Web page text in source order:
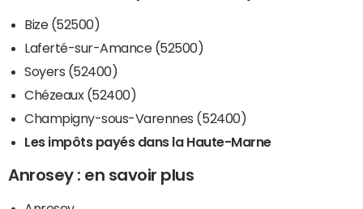
Bize (52500)
Laferté-sur-Amance (52500)
Soyers (52400)
Chézeaux (52400)
Champigny-sous-Varennes (52400)
Les impôts payés dans la Haute-Marne
Anrosey : en savoir plus